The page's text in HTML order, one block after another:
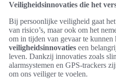
Veiligheidsinnovaties die het
Bij persoonlijke veiligheid gaat
van risico’s, maar ook om het
om in tijden van gevaar te kunnen
veiligheidsinnovaties een
leven. Dankzij innovaties zoals
alarmsystemen en GPS-trackers
om ons veiliger te voelen.